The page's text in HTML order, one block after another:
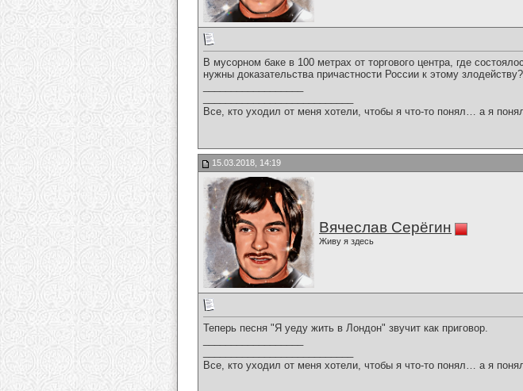
В мусорном баке в 100 метрах от торгового центра, где
нужны доказательства причастности России к этому злодейству?
Все, кто уходил от меня хотели, чтобы я что-то понял… а я
15.03.2018, 14:19
Вячеслав Серёгин
Живу я здесь
Теперь песня "Я уеду жить в Лондон" звучит как приговор.
Все, кто уходил от меня хотели, чтобы я что-то понял… а я